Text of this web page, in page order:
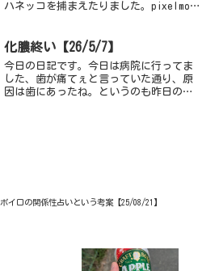
ハネッコを捕まえたりました。pixelmon
いうのも存在...
化膿終い【26/5/7】
今日の日記です。今日は病院に行ってま
した、歯が痛てぇと言っていた通り、原
因は歯にあったね。というのも昨日の日
ボイロの関係性占いという考案【25/08/21】